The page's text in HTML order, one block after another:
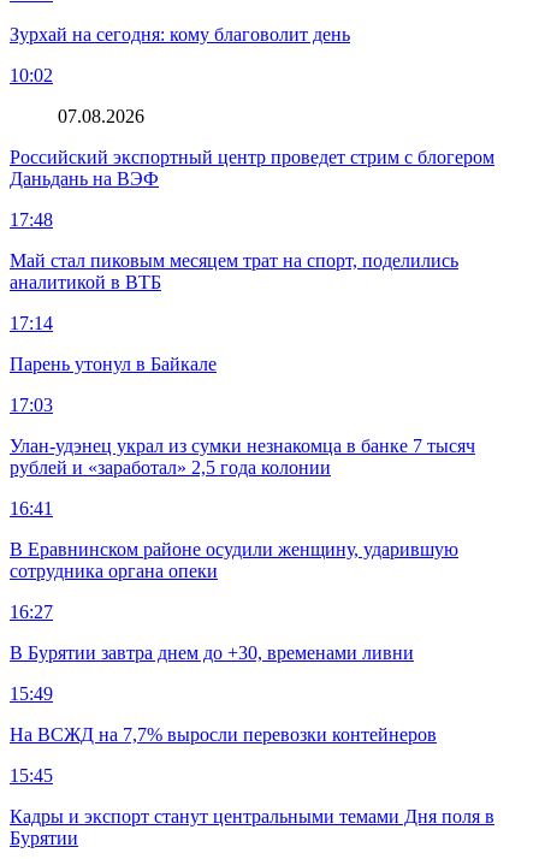
Зурхай на сегодня: кому благоволит день
10:02
07.08.2026
Российский экспортный центр проведет стрим с блогером
Даньдань на ВЭФ
17:48
Май стал пиковым месяцем трат на спорт, поделились
аналитикой в ВТБ
17:14
Парень утонул в Байкале
17:03
Улан-удэнец украл из сумки незнакомца в банке 7 тысяч
рублей и «заработал» 2,5 года колонии
16:41
В Еравнинском районе осудили женщину, ударившую
сотрудника органа опеки
16:27
В Бурятии завтра днем до +30, временами ливни
15:49
На ВСЖД на 7,7% выросли перевозки контейнеров
15:45
Кадры и экспорт станут центральными темами Дня поля в
Бурятии